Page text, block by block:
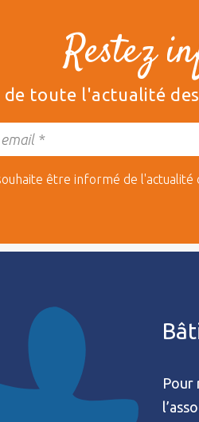
Restez
de toute l'actualité
être informé de l'actualité
Pour